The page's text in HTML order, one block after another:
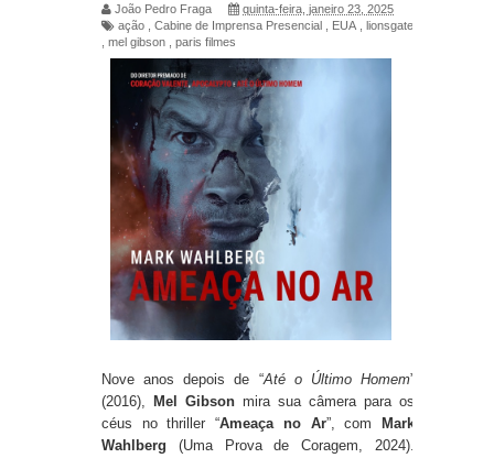
João Pedro Fraga
quinta-feira, janeiro 23, 2025
ação
Cabine de Imprensa Presencial EUA
lionsgate
mel gibson paris filmes
Nove anos depois de “Até o Último Homem”
(2016),
Mel Gibson mira sua câmera para os
céus no thriller “Ameaça no Ar”, com
Mark
Wahlberg (Uma Prova de Coragem, 2024).